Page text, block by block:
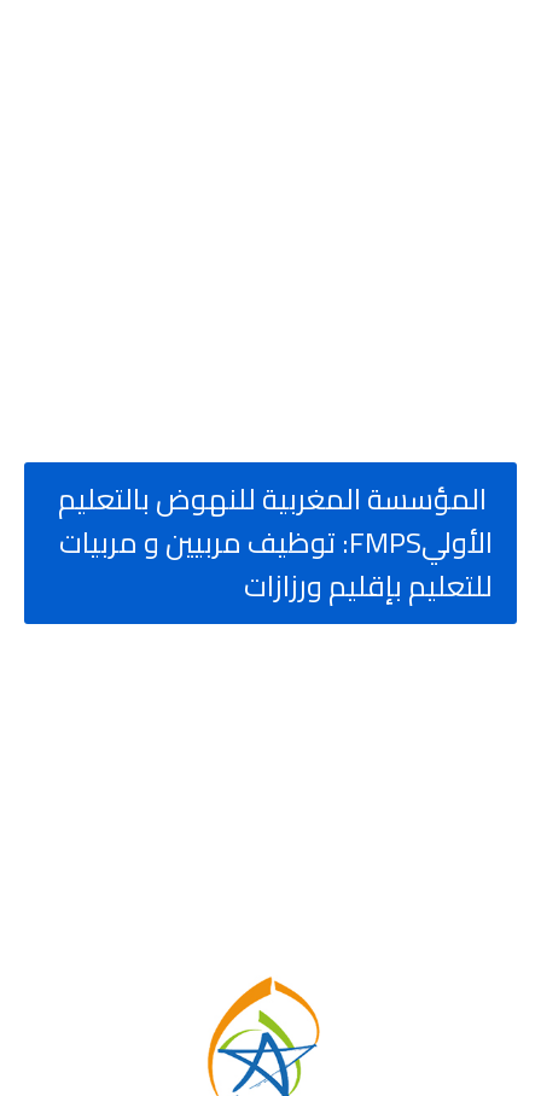
المؤسسة المغربية للنهوض بالتعليم
الأوليFMPS: توظيف مربيين و مربيات
للتعليم بإقليم ورزازات